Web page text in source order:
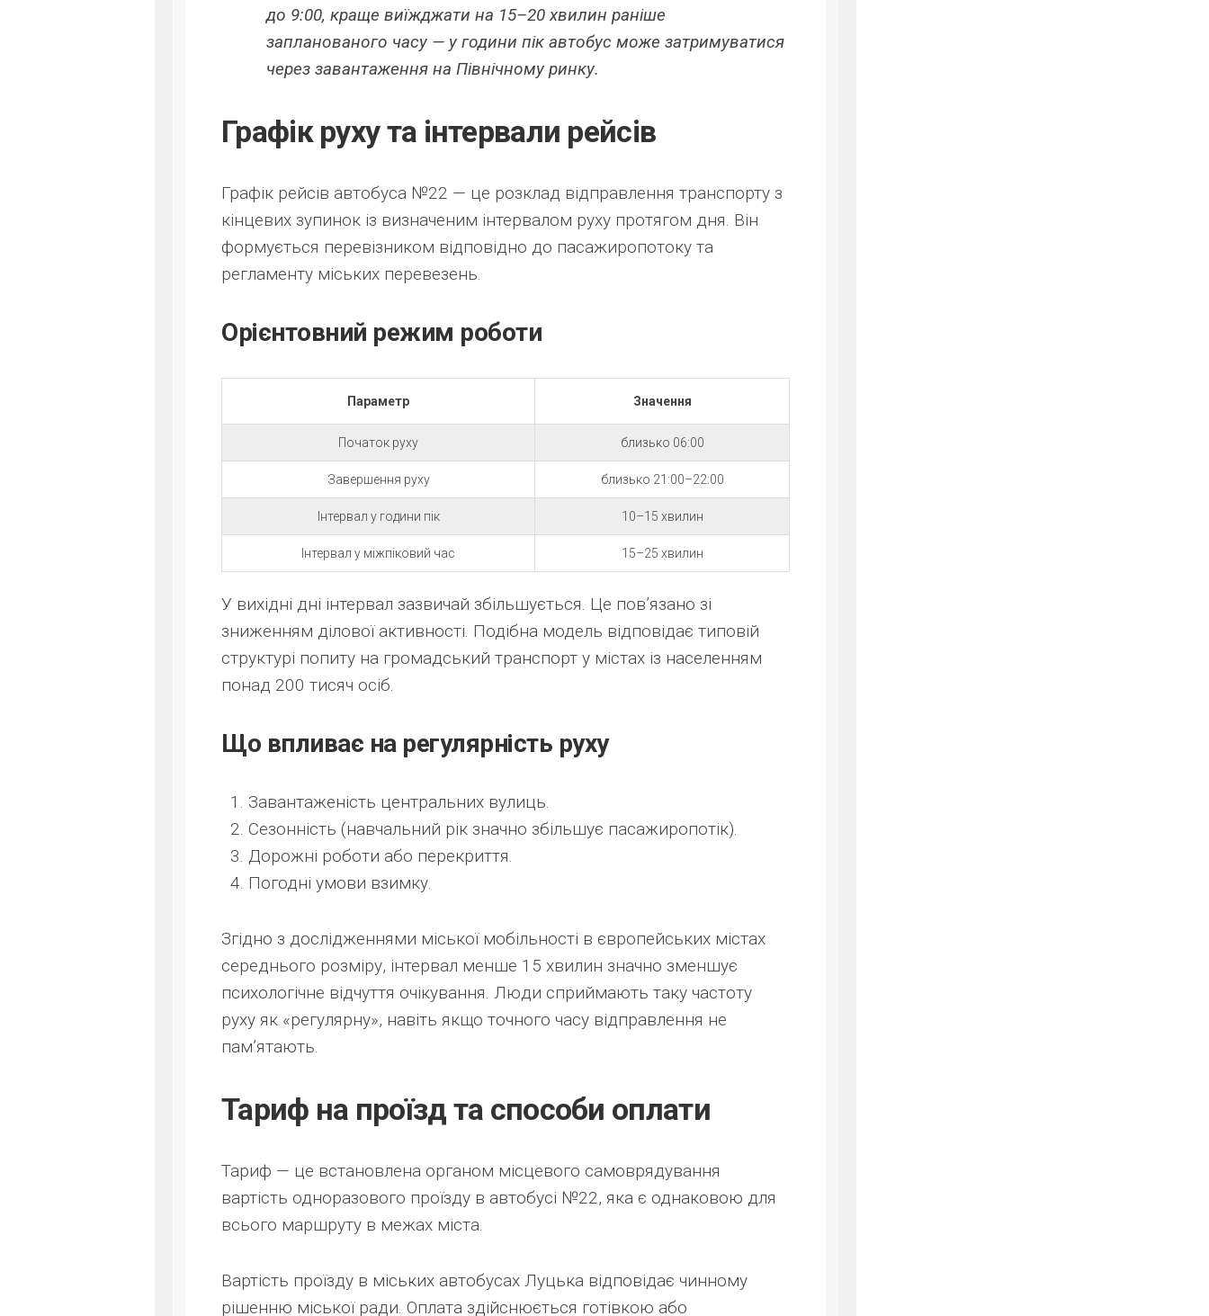
до 9:00, краще виїжджати на 15–20 хвилин раніше
запланованого часу — у години пік автобус може затримуватися
через завантаження на Північному ринку.
Графік руху та інтервали рейсів
Графік рейсів автобуса №22 — це розклад відправлення транспорту з
кінцевих зупинок із визначеним інтервалом руху протягом дня. Він
формується перевізником відповідно до пасажиропотоку та
регламенту міських перевезень.
Орієнтовний режим роботи
Параметр Значення
Початок руху близько 06:00
Завершення руху близько 21:00–22:00
Інтервал у години пік 10–15 хвилин
Інтервал у міжпіковий час 15–25 хвилин
У вихідні дні інтервал зазвичай збільшується. Це пов’язано зі
зниженням ділової активності. Подібна модель відповідає типовій
структурі попиту на громадський транспорт у містах із населенням
понад 200 тисяч осіб.
Що впливає на регулярність руху
Завантаженість центральних вулиць.
Сезонність (навчальний рік значно збільшує пасажиропотік).
Дорожні роботи або перекриття.
Погодні умови взимку.
Згідно з дослідженнями міської мобільності в європейських містах
середнього розміру, інтервал менше 15 хвилин значно зменшує
психологічне відчуття очікування. Люди сприймають таку частоту
руху як «регулярну», навіть якщо точного часу відправлення не
пам’ятають.
Тариф на проїзд та способи оплати
Тариф — це встановлена органом місцевого самоврядування
вартість одноразового проїзду в автобусі №22, яка є однаковою для
всього маршруту в межах міста.
Вартість проїзду в міських автобусах Луцька відповідає чинному
рішенню міської ради. Оплата здійснюється готівкою або